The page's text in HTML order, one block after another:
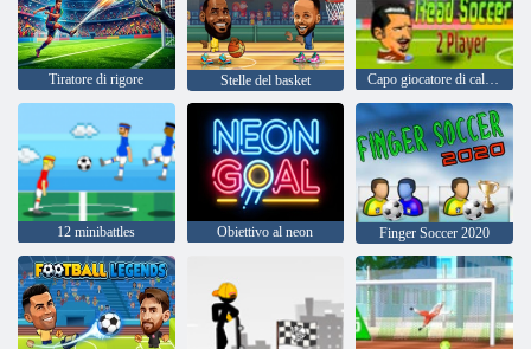
Tiratore di rigore Stelle del basket Capo giocatore di calcio 2
12 minibattles Obiettivo al neon Finger Soccer 2020